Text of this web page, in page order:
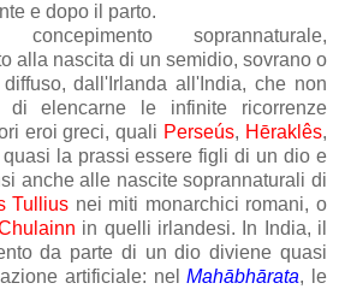
e dopo il parto.
soprannaturale,
alla nascita di un semidio, sovrano o
dall'Irlanda all'India, che non
elencarne le infinite ricorrenze
eroi greci, quali Perseús, Hēraklês,
la prassi essere figli di un dio e
anche alle nascite soprannaturali di
Tullius nei miti monarchici romani, o
in quelli irlandesi. In India, il
da parte di un dio diviene quasi
artificiale: nelMahābhārata, le